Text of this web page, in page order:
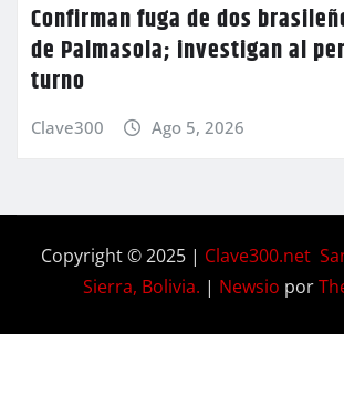
Confirman fuga de dos
de Palmasola; investigan al
turno
Clave300 Ago 5, 2026
Copyright © 2025 | Clave300.net
Sierra, Bolivia. | Newsio por